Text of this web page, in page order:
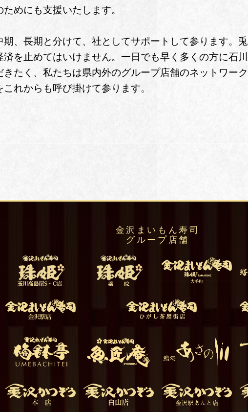
めにも支援いたします。
期、長期と分けて、社としてサポートして参ります。兎
を止めてはいけません。一日でも早く多くの方に石川
たく、私たちは県内外のグループ店舗のネットワーク
れからも呼び掛けて参ります。
金沢まいもん寿司
グループ店舗